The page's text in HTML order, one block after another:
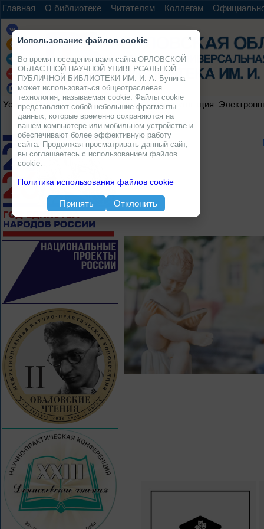
Главная О библиотеке Читателям Коллегам
Услуги Ресурсы Проекты Электронная коллекция
×
Использование файлов cookie
Во время посещения вами сайта ОРЛОВСКОЙ
ОБЛАСТНОЙ НАУЧНОЙ УНИВЕРСАЛЬНОЙ
ПУБЛИЧНОЙ БИБЛИОТЕКИ ИМ. И. А. Бунина
может использоваться общеотраслевая
технология, называемая cookie. Файлы cookie
представляют собой небольшие фрагменты
данных, которые временно сохраняются на
вашем компьютере или мобильном устройстве и
обеспечивают более эффективную работу
сайта. Продолжая просматривать данный сайт,
вы соглашаетесь с использованием файлов
cookie.
Политика использования файлов cookie
Принять Отклонить